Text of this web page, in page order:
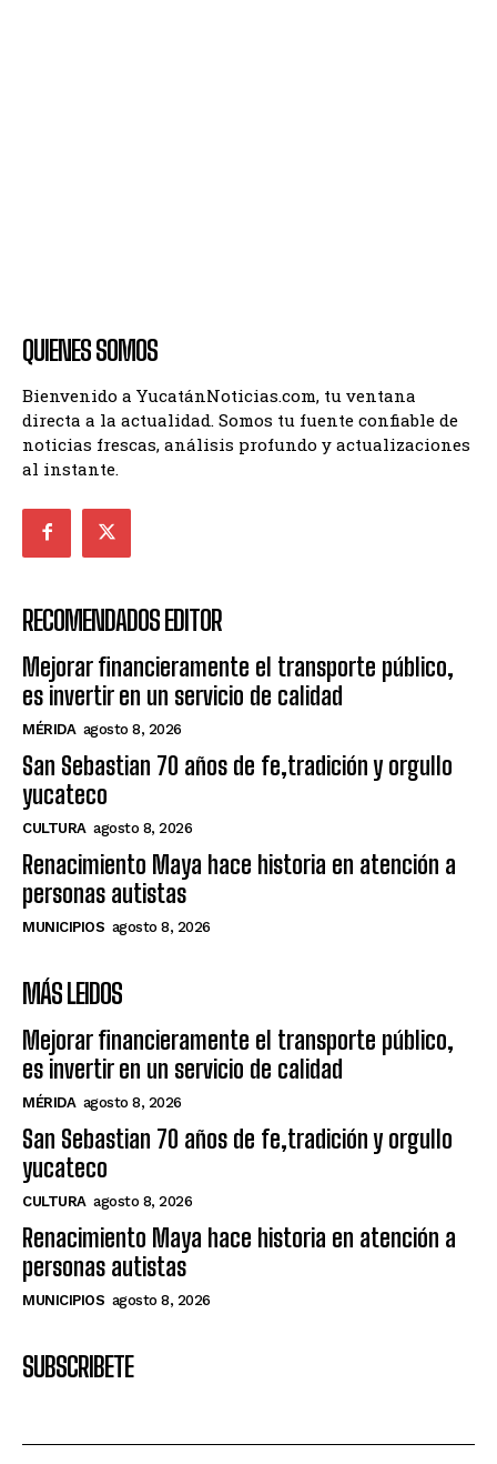
QUIENES SOMOS
Bienvenido a YucatánNoticias.com, tu ventana
directa a la actualidad. Somos tu fuente confiable de
noticias frescas, análisis profundo y actualizaciones
al instante.
RECOMENDADOS EDITOR
Mejorar financieramente el transporte público,
es invertir en un servicio de calidad
MÉRIDA agosto 8, 2026
San Sebastian 70 años de fe,tradición y orgullo
yucateco
CULTURA agosto 8, 2026
Renacimiento Maya hace historia en atención a
personas autistas
MUNICIPIOS agosto 8, 2026
MÁS LEIDOS
Mejorar financieramente el transporte público,
es invertir en un servicio de calidad
MÉRIDA agosto 8, 2026
San Sebastian 70 años de fe,tradición y orgullo
yucateco
CULTURA agosto 8, 2026
Renacimiento Maya hace historia en atención a
personas autistas
MUNICIPIOS agosto 8, 2026
SUBSCRIBETE